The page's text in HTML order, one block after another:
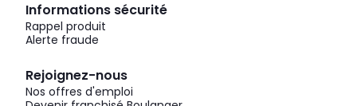
Informations sécurité
Rappel produit
Alerte fraude
Rejoignez-nous
Nos offres d'emploi